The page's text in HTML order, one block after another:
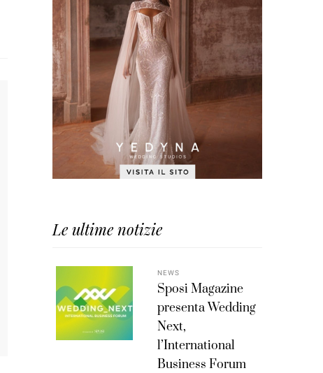
Le ultime notizie
NEWS
Sposi Magazine
presenta Wedding
Next,
l’International
Business Forum